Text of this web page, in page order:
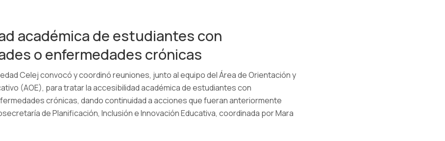
académica de estudiantes con
o enfermedades crónicas
Celej convocó y coordinó reuniones, junto al equipo del Área de Orientación y
(AOE), para tratar la accesibilidad académica de estudiantes con
crónicas, dando continuidad a acciones que fueran anteriormente
de Planificación, Inclusión e Innovación Educativa, coordinada por Mara